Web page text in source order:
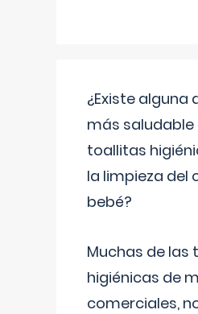
¿Existe alguna
más saludable
toallitas
la limpieza del
bebé?
Muchas de las
higiénicas de
comerciales,